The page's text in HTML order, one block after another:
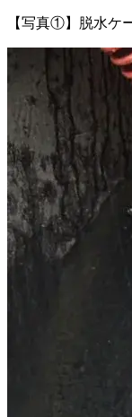
【写真①】脱水ケ